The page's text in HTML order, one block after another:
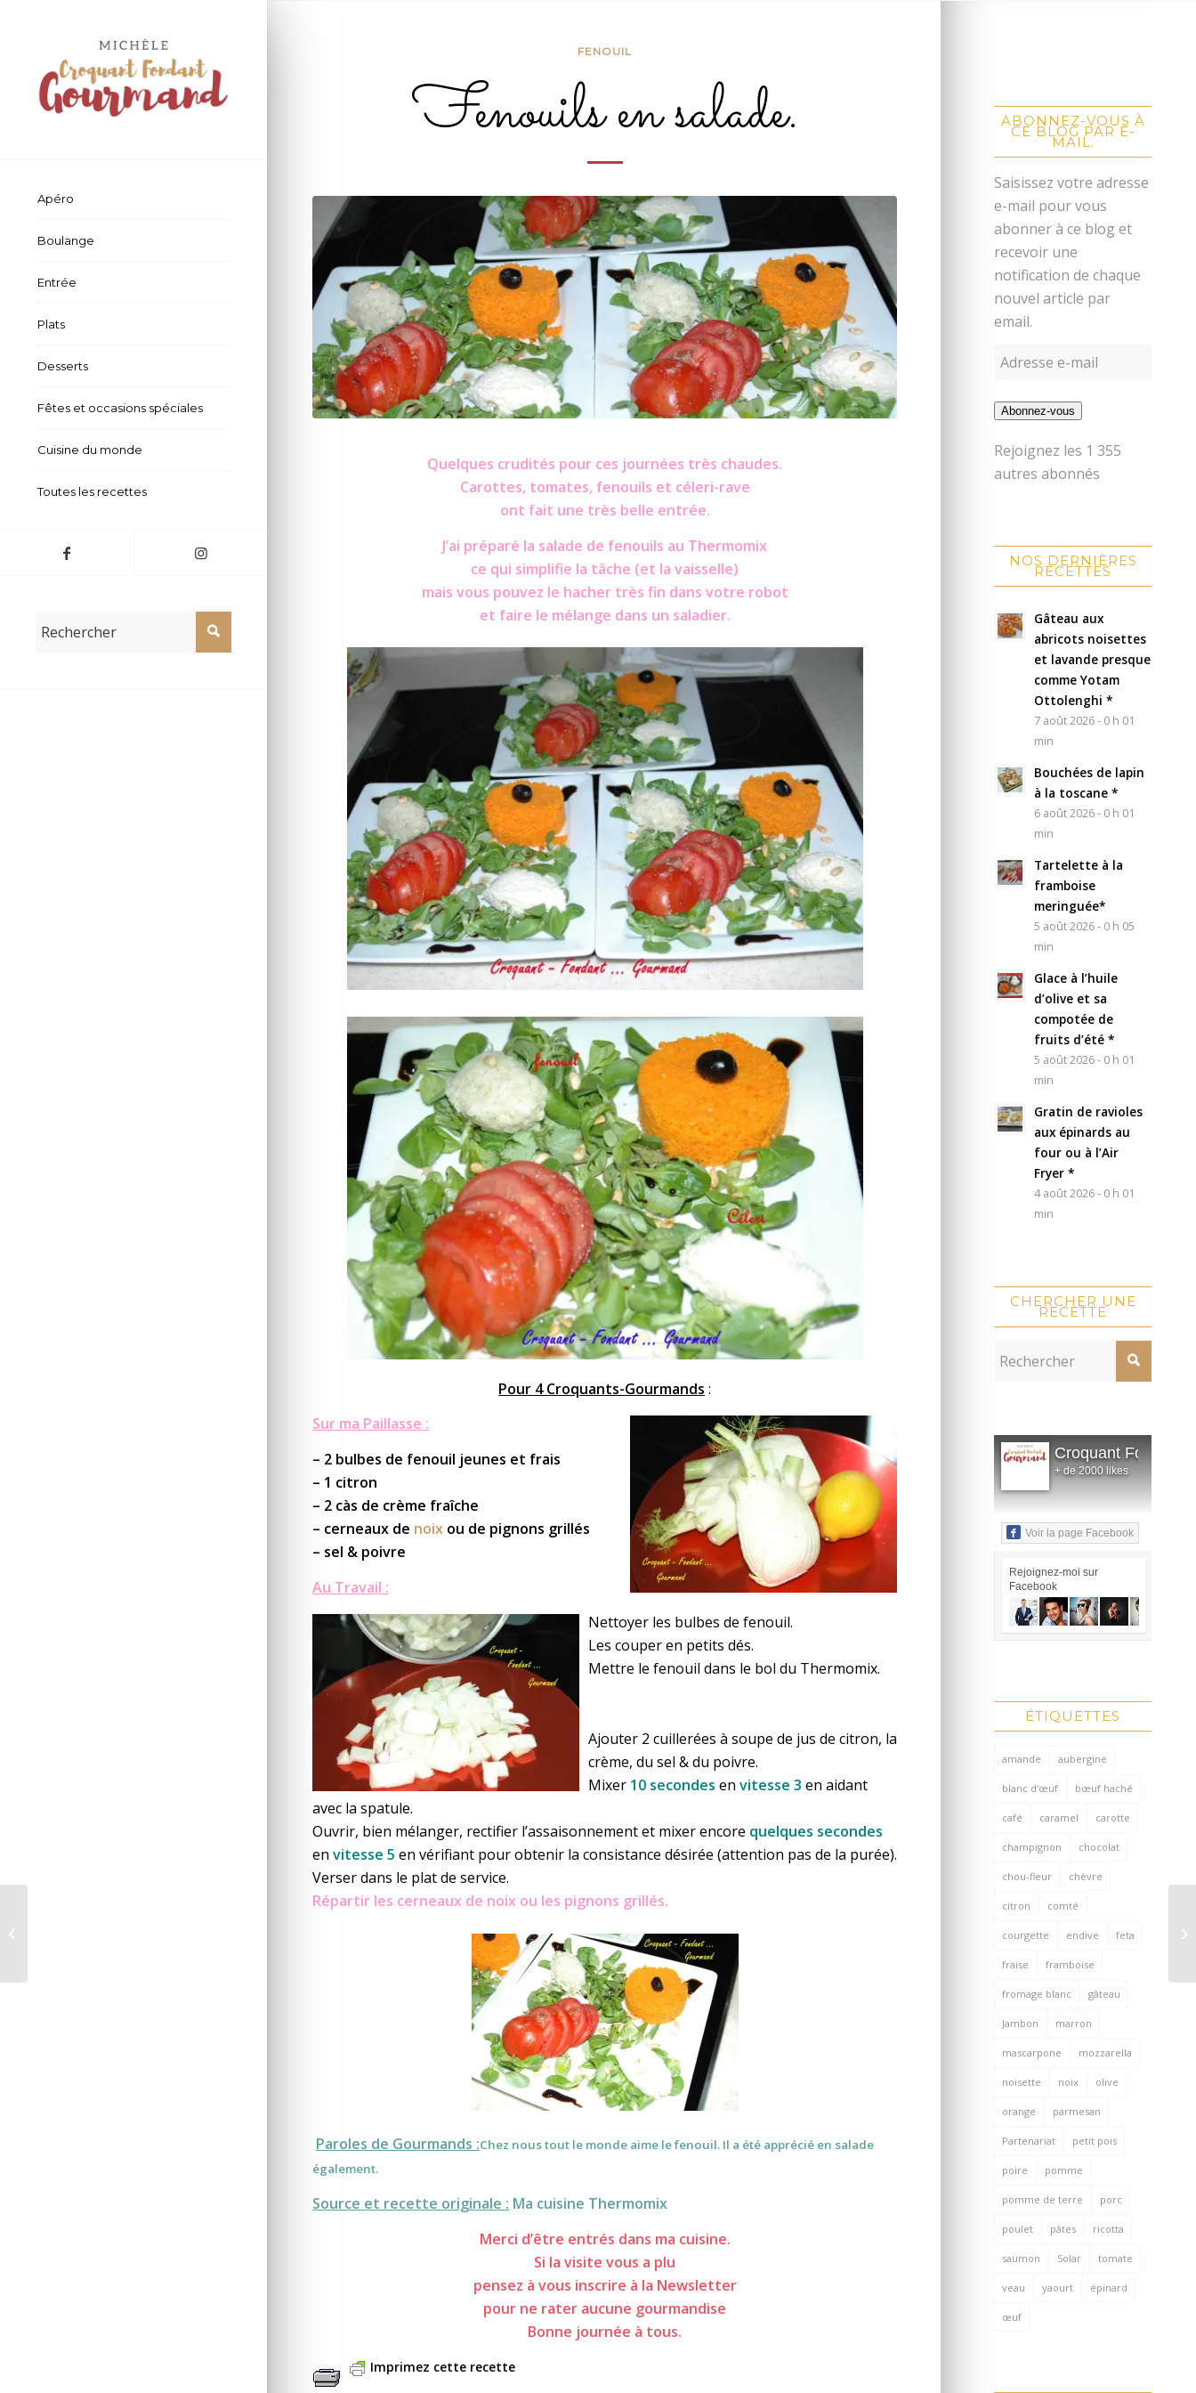
Apéro
Boulange
Entrée
Plats
Desserts
Fêtes et occasions spéciales
Cuisine du monde
Toutes les recettes
FENOUIL
Fenouils en salade.
Quelques crudités pour ces journées très chaudes.
Carottes, tomates, fenouils et céleri-rave
ont fait une très belle entrée.
J’ai préparé la salade de fenouils au Thermomix
ce qui simplifie la tâche (et la vaisselle)
mais vous pouvez le hacher très fin dans votre robot
et faire le mélange dans un saladier.
Pour 4 Croquants-Gourmands :
Sur ma Paillasse :
– 2 bulbes de fenouil jeunes et frais
– 1 citron
– 2 càs de crème fraîche
– cerneaux de noix ou de pignons grillés
– sel & poivre
Au Travail :
Nettoyer les bulbes de fenouil.
Les couper en petits dés.
Mettre le fenouil dans le bol du Thermomix.
Ajouter 2 cuillerées à soupe de jus de citron, la
crème, du sel & du poivre.
Mixer 10 secondes en vitesse 3 en aidant
avec la spatule.
Ouvrir, bien mélanger, rectifier l’assaisonnement et mixer encore quelques secondes
en vitesse 5 en vérifiant pour obtenir la consistance désirée (attention pas de la purée).
Verser dans le plat de service.
Répartir les cerneaux de noix ou les pignons grillés.
Paroles de Gourmands :Chez nous tout le monde aime le fenouil. Il a été apprécié en salade
également.
Source et recette originale : Ma cuisine Thermomix
Merci d’être entrés dans ma cuisine.
Si la visite vous a plu
pensez à vous inscrire à la Newsletter
pour ne rater aucune gourmandise
Bonne journée à tous.
Imprimez cette recette
ABONNEZ-VOUS À
CE BLOG PAR E-
MAIL.
Saisissez votre adresse
e-mail pour vous
abonner à ce blog et
recevoir une
notification de chaque
nouvel article par
email.
Abonnez-vous
Rejoignez les 1 355
autres abonnés
NOS DERNIÈRES
RECETTES
Gâteau aux
abricots noisettes
et lavande presque
comme Yotam
Ottolenghi *
7 août 2026 - 0 h 01
min
Bouchées de lapin
à la toscane *
6 août 2026 - 0 h 01
min
Tartelette à la
framboise
meringuée*
5 août 2026 - 0 h 05
min
Glace à l’huile
d’olive et sa
compotée de
fruits d’été *
5 août 2026 - 0 h 01
min
Gratin de ravioles
aux épinards au
four ou à l’Air
Fryer *
4 août 2026 - 0 h 01
min
CHERCHER UNE
RECETTE
Croquant Fondant
+ de 2000 likes
Voir la page Facebook
Rejoignez-moi sur
Facebook
ÉTIQUETTES
amande aubergine
blanc d'œuf bœuf haché
café caramel carotte
champignon chocolat
chou-fleur chèvre
citron comté
courgette endive feta
fraise framboise
fromage blanc gâteau
Jambon marron
mascarpone mozzarella
noisette noix olive
orange parmesan
Partenariat petit pois
poire pomme
pomme de terre porc
poulet pâtes ricotta
saumon Solar tomate
veau yaourt épinard
œuf